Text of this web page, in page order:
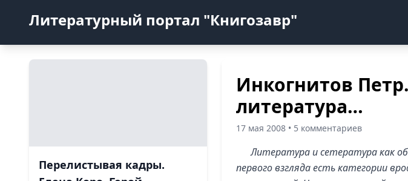
Литературный портал "Книгозавр"
Перелистывая кадры.
Инкогнитов
литература…
17 мая 2008 • 5 комментариев
Литература и сетература как
первого взгляда есть категории